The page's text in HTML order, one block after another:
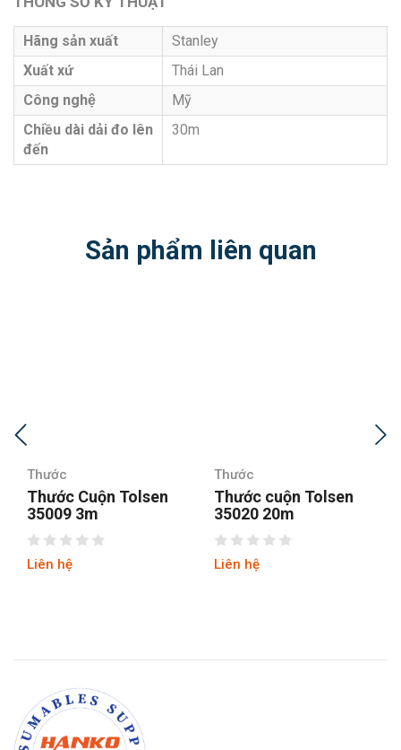
Hãng sản xuất
Stanley
Xuất xứ
Thái Lan
Công nghệ
Mỹ
Chiều dài dải đo lên
đến
30m
Sản phẩm liên quan
Thước
Thước cuộn Tolsen
35020 20m
Liên hệ
Thước
Thước kéo 2 mặt cao
cấp Asaki AK-2710
Liên hệ